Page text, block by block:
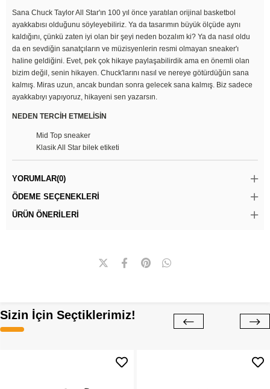
Sana Chuck Taylor All Star'ın 100 yıl önce yaratılan orijinal basketbol
ayakkabısı olduğunu söyleyebiliriz. Ya da tasarımın büyük ölçüde aynı
kaldığını, çünkü zaten iyi olan bir şeyi neden bozalım ki? Ya da nasıl oldu
da en sevdiğin sanatçıların ve müzisyenlerin resmi olmayan sneaker'ı
haline geldiğini. Evet, pek çok hikaye paylaşabilirdik ama en önemli olan
bizim değil, senin hikayen. Chuck'larını nasıl ve nereye götürdüğün sana
kalmış. Miras uzun, ancak bundan sonra gelecek sana kalmış. Biz sadece
ayakkabıyı yapıyoruz, hikayeni sen yazarsın.
NEDEN TERCİH ETMELİSİN
Mid Top sneaker
Klasik All Star bilek etiketi
YORUMLAR(0)
ÖDEME SEÇENEKLERI
ÜRÜN ÖNERILERI
Sizin İçin Seçtiklerimiz!